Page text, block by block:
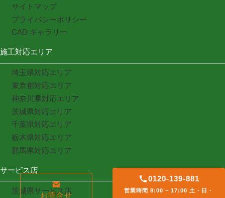
サイトマップ
プライバシーポリシー
CAD ギャラリー
施工対応エリア
埼玉県対応エリア
東京都対応エリア
神奈川県対応エリア
茨城県対応エリア
千葉県対応エリア
栃木県対応エリア
群馬県対応エリア
サービス店
茨城県サービス店
お問合せ
0120-139-881
営業時間 8:00 ~ 17:00 土・日・